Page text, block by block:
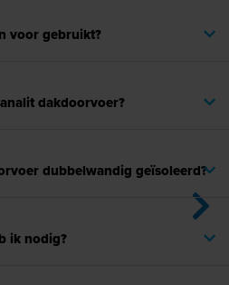
voor gebruikt?
dakdoorvoer?
dubbelwandig geïsoleerd?
ik nodig?